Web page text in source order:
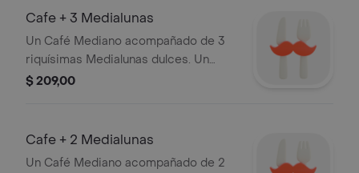
Cafe + 3 Medialunas
Un Café Mediano acompañado de 3
riquísimas Medialunas dulces. Un
clásico ideal para cualquier momento
$ 209,00
Cafe + 2 Medialunas
Un Café Mediano acompañado de 2